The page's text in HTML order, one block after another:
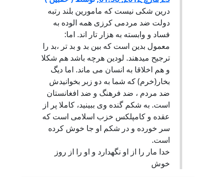
درین شکی نیست که مامورین بلند رتبه
دولت ضد مردمی کرزی همه الوده به
فساد و وابسته به هزار تار اند. اما:
معمول بدین است که بین بد و بد تر ،بد را
ترجیح میدهند. لودین هرچه باشد هم شکلا
و هم اخلاقا به انسان می ماند. اما دیگ
بخار(خرم) که شما به دو زبر بخوانیدش
ضد مردم ، ضد فرهنگ و ضد افغانستان
است. به شکم گنده وی ببینید، کاملا پر از
عقده و کامپلکس خزب اسلامی است که
سر خورده و در شکم او جا خوش کرده
است.
خدا مار را از او نگهدارد و او را از روز
خوش